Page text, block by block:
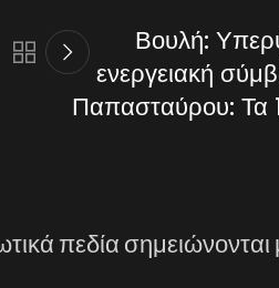
Βουλή:
ενεργειακή
Παπασταύρου: Τα
πεδία σημειώνονται